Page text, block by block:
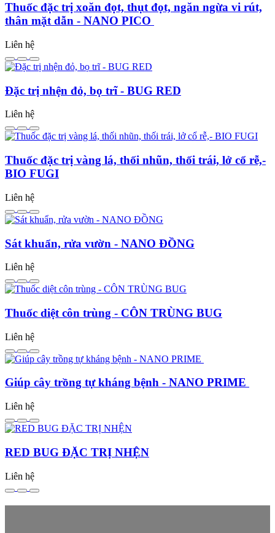
Thuốc đặc trị xoăn đọt, thụt đọt, ngăn ngừa vi rút,
thân mặt dẫn - NANO PICO
Liên hệ
Đặc trị nhện đỏ, bọ trĩ - BUG RED
Liên hệ
Thuốc đặc trị vàng lá, thối nhũn, thối trái, lở cổ rễ,-
BIO FUGI
Liên hệ
Sát khuẩn, rửa vườn - NANO ĐỒNG
Liên hệ
Thuốc diệt côn trùng - CÔN TRÙNG BUG
Liên hệ
Giúp cây trồng tự kháng bệnh - NANO PRIME
Liên hệ
RED BUG ĐẶC TRỊ NHỆN
Liên hệ